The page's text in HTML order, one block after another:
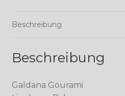
Beschreibung
Beschreibung
Galdana Gourami